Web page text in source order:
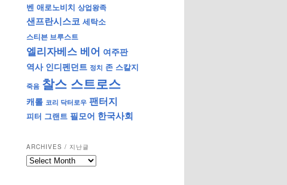
벤 애로노비치 상업왕족
샌프란시스코 세탁소
스티븐 브루스트
엘리자베스 베어 여주판
역사 인디펜던트 정치 존 스칼지
죽음 찰스 스트로스
캐롤 코리 닥터로우 팬터지
피터 그랜트 필모어 한국사회
ARCHIVES / 지난글
archives